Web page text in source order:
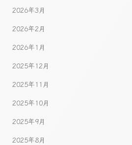
2026年3月
2026年2月
2026年1月
2025年12月
2025年11月
2025年10月
2025年9月
2025年8月